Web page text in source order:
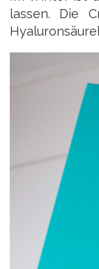
lassen. Die